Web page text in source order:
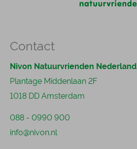
Contact
Nivon Natuurvrienden Nederland
Plantage Middenlaan 2F
1018 DD Amsterdam
088 - 0990 900
info@nivon.nl